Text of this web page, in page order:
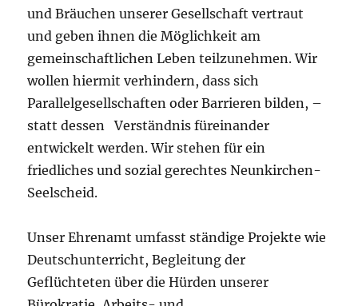
und Bräuchen unserer Gesellschaft vertraut
und geben ihnen die Möglichkeit am
gemeinschaftlichen Leben teilzunehmen. Wir
wollen hiermit verhindern, dass sich
Parallelgesellschaften oder Barrieren bilden, –
statt dessen Verständnis füreinander
entwickelt werden. Wir stehen für ein
friedliches und sozial gerechtes Neunkirchen-
Seelscheid.
Unser Ehrenamt umfasst ständige Projekte wie
Deutschunterricht, Begleitung der
Geflüchteten über die Hürden unserer